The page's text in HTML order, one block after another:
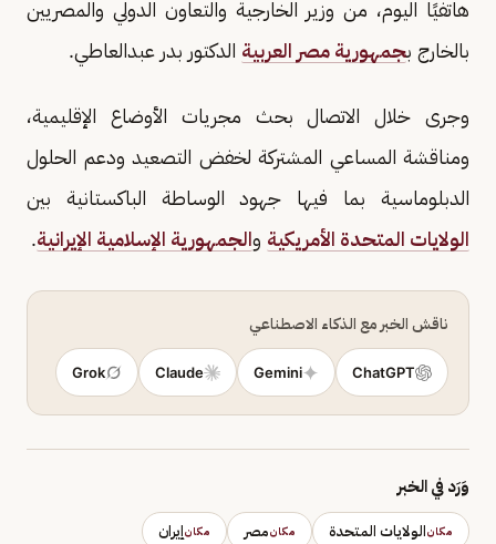
هاتفيًا اليوم، من وزير الخارجية والتعاون الدولي والمصريين
بالخارج بجمهورية مصر العربية الدكتور بدر عبدالعاطي.
وجرى خلال الاتصال بحث مجريات الأوضاع الإقليمية،
ومناقشة المساعي المشتركة لخفض التصعيد ودعم الحلول
الدبلوماسية بما فيها جهود الوساطة الباكستانية بين
الولايات المتحدة الأمريكية والجمهورية الإسلامية الإيرانية.
ناقش الخبر مع الذكاء الاصطناعي
ChatGPT
Gemini
Claude
Grok
وَرَد في الخبر
مكانالولايات المتحدة مكانمصر مكانإيران